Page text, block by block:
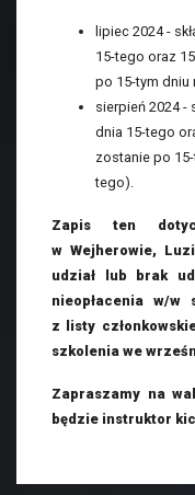
lipiec 2024 -
15-tego oraz
po 15-tym dniu
sierpień 2024 -
dnia 15-tego
zostanie po
tego).
Zapis ten
w Wejherowie,
udział lub brak
nieopłacenia w/w
z listy
szkolenia we
Zapraszamy na
będzie instruktor